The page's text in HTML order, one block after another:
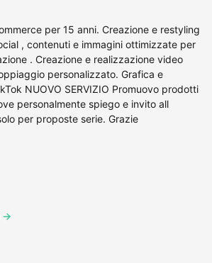
per 15 anni. Creazione e restyling
, contenuti e immagini ottimizzate per
. Creazione e realizzazione video
personalizzato. Grafica e
NUOVO SERVIZIO Promuovo prodotti
personalmente spiego e invito all
per proposte serie. Grazie
→